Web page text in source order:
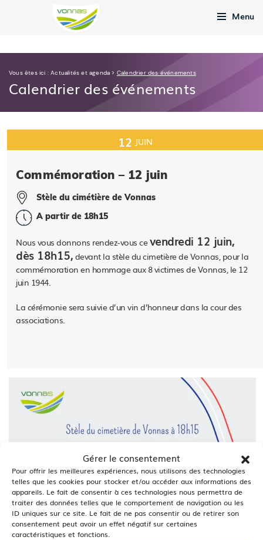
Gérer le consentement
Pour offrir les meilleures expériences, nous utilisons des technologies
telles que les cookies pour stocker et/ou accéder aux informations des
appareils. Le fait de consentir à ces technologies nous permettra de
traiter des données telles que le comportement de navigation ou les
ID uniques sur ce site. Le fait de ne pas consentir ou de retirer son
consentement peut avoir un effet négatif sur certaines
caractéristiques et fonctions.
Menu
Vous êtes ici :Actualités et agenda > Calendrier des événements
Calendrier des événements
12 JUIN
Commémoration – 12 juin
Stèle du cimétière de Vonnas
A partir de 18h15
Nous vous donnons rendez-vous cevendredi 12 juin,
dès 18h15, devant la stèle du cimetière de Vonnas, pour la
commémoration en hommage aux 8 victimes de Vonnas, le 12
juin 1944.
La cérémonie sera suivie d’un vin d’honneur dans la cour des
associations.